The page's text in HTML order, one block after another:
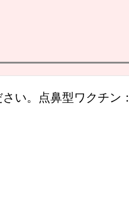
い。点鼻型ワクチン：